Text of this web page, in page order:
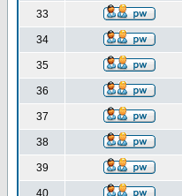
33
34
35
36
37
38
39
40